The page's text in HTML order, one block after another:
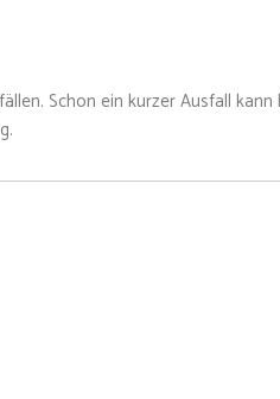
Schon ein kurzer Ausfall